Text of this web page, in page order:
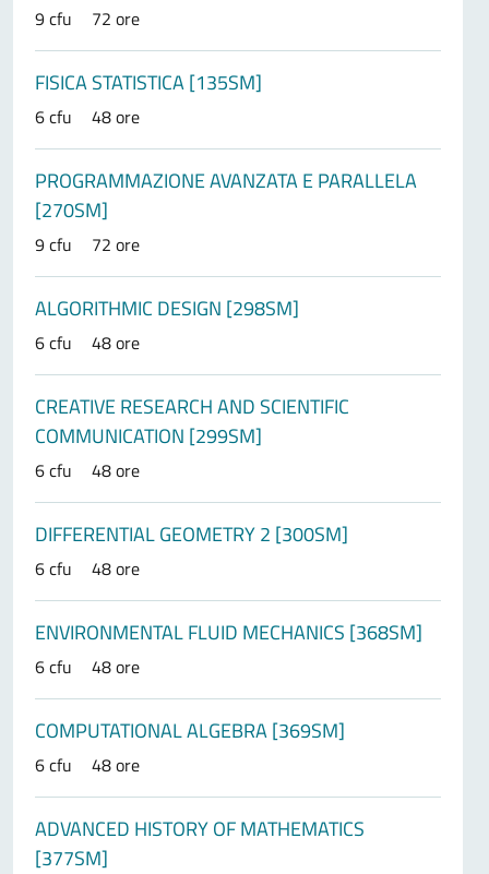
9 cfu 72 ore
FISICA STATISTICA [135SM]
6 cfu 48 ore
PROGRAMMAZIONE AVANZATA E PARALLELA
[270SM]
9 cfu 72 ore
ALGORITHMIC DESIGN [298SM]
6 cfu 48 ore
CREATIVE RESEARCH AND SCIENTIFIC
COMMUNICATION [299SM]
6 cfu 48 ore
DIFFERENTIAL GEOMETRY 2 [300SM]
6 cfu 48 ore
ENVIRONMENTAL FLUID MECHANICS [368SM]
6 cfu 48 ore
COMPUTATIONAL ALGEBRA [369SM]
6 cfu 48 ore
ADVANCED HISTORY OF MATHEMATICS
[377SM]